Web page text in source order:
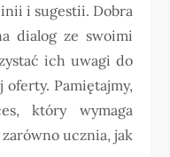
i sugestii. Dobra
dialog ze swoimi
ich uwagi do
oferty. Pamiętajmy,
który wymaga
ucznia, jak